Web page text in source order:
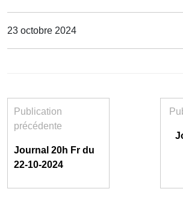
23 octobre 2024
Publication
précédente
Journal 20h Fr du
22-10-2024